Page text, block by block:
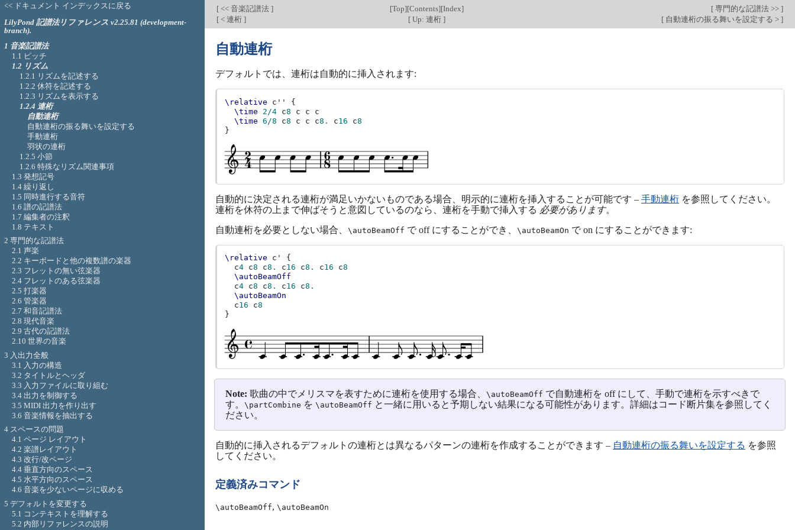
[ << 音楽記譜法 ] [Top][Contents][Index] [ 専門的な記譜法 >> ]
[ < 連桁 ] [ Up: 連桁 ] [ 自動連桁の振る舞いを設定する > ]
自動連桁
デフォルトでは、連桁は自動的に挿入されます:
\relative c''
{
\time
2/4 c8 c c
c
\time
6/8 c8 c c c8. c16 c8
}
自動的に決定される連桁が満足いかないものである場合、明示的に連桁を挿入することが可能です – 手動連桁 を参照してください。
連桁を休符の上まで伸ばそうと意図しているのなら、連桁を手動で挿入する 必要があります。
自動連桁を必要としない場合、 \autoBeamOff で off にすることができ、 \autoBeamOn で on にすることができます:
\relative c'
{
c4 c8 c8. c16 c8. c16 c8
\autoBeamOff
c4 c8 c8. c16 c8.
\autoBeamOn
c16 c8
}
Note: 歌曲の中でメリスマを表すために連桁を使用する場合、 \autoBeamOff で自動連桁を off にして、手動で連桁を示すべきで
す。 \partCombine を \autoBeamOff と一緒に用いると予期しない結果になる可能性があります。詳細はコード断片集を参照してく
ださい。
自動的に挿入されるデフォルトの連桁とは異なるパターンの連桁を作成することができます – 自動連桁の振る舞いを設定する を参照
してください。
定義済みコマンド
\autoBeamOff, \autoBeamOn
<< ドキュメント インデックスに戻る
LilyPond 記譜法リファレンス v2.25.81 (development-
branch).
1 音楽記譜法
1.1 ピッチ
1.2 リズム
1.2.1 リズムを記述する
1.2.2 休符を記述する
1.2.3 リズムを表示する
1.2.4 連桁
自動連桁
自動連桁の振る舞いを設定する
手動連桁
羽状の連桁
1.2.5 小節
1.2.6 特殊なリズム関連事項
1.3 発想記号
1.4 繰り返し
1.5 同時進行する音符
1.6 譜の記譜法
1.7 編集者の注釈
1.8 テキスト
2 専門的な記譜法
2.1 声楽
2.2 キーボードと他の複数譜の楽器
2.3 フレットの無い弦楽器
2.4 フレットのある弦楽器
2.5 打楽器
2.6 管楽器
2.7 和音記譜法
2.8 現代音楽
2.9 古代の記譜法
2.10 世界の音楽
3 入出力全般
3.1 入力の構造
3.2 タイトルとヘッダ
3.3 入力ファイルに取り組む
3.4 出力を制御する
3.5 MIDI 出力を作り出す
3.6 音楽情報を抽出する
4 スペースの問題
4.1 ページ レイアウト
4.2 楽譜レイアウト
4.3 改行/改ページ
4.4 垂直方向のスペース
4.5 水平方向のスペース
4.6 音楽を少ないページに収める
5 デフォルトを変更する
5.1 コンテキストを理解する
5.2 内部リファレンスの説明